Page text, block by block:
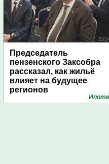
Председатель
пензенского Заксобра
рассказал, как жильё
влияет на будущее
регионов